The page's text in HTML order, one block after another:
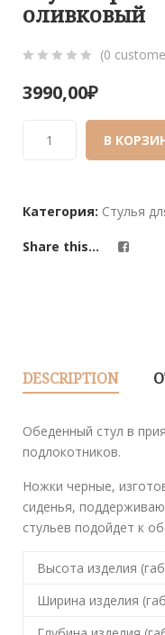
оливковый
out
based
ratings
(0
3990,00₽
В
Категория: Стулья
Share this...
DESCRIPTION
Обеденный стул в
подлокотников.
Ножки черные,
сиденья,
стульев подойдет к
Высота изделия
Ширина изделия